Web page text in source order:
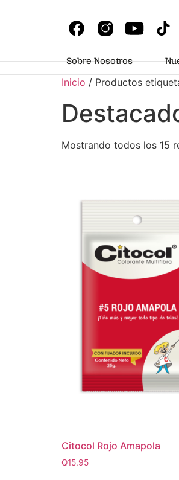
Sobre Nosotros
Inicio / Productos
Mostrando todos los 15
Citocol Rojo Amapola
Q15.95